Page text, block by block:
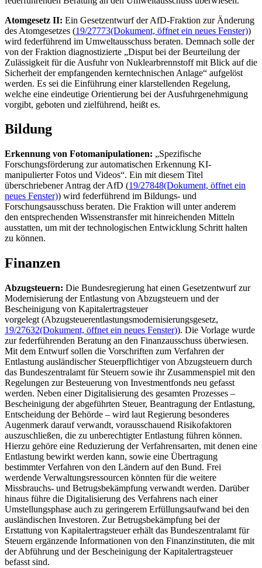
Atomgesetz II: Ein Gesetzentwurf der AfD-Fraktion zur Änderung
des Atomgesetzes (19/27773(Dokument, öffnet ein neues Fenster))
wird federführend im Umweltausschuss beraten. Demnach solle der
von der Fraktion diagnostizierte „Disput bei der Beurteilung der
Zulässigkeit für die Ausfuhr von Nuklearbrennstoff mit Blick auf die
Sicherheit der empfangenden kerntechnischen Anlage“ aufgelöst
werden. Es sei die Einführung einer klarstellenden Regelung,
welche eine eindeutige Orientierung bei der Ausfuhrgenehmigung
vorgibt, geboten und zielführend, heißt es.
Bildung
Erkennung von Fotomanipulationen: „Spezifische
Forschungsförderung zur automatischen Erkennung KI-
manipulierter Fotos und Videos“. Ein mit diesem Titel
überschriebener Antrag der AfD (19/27848(Dokument, öffnet ein
neues Fenster)) wird federführend im Bildungs- und
Forschungsausschuss beraten. Die Fraktion will unter anderem
den entsprechenden Wissenstransfer mit hinreichenden Mitteln
ausstatten, um mit der technologischen Entwicklung Schritt halten
zu können.
Finanzen
Abzugsteuern: Die Bundesregierung hat einen Gesetzentwurf zur
Modernisierung der Entlastung von Abzugsteuern und der
Bescheinigung von Kapitalertragsteuer
vorgelegt (Abzugsteuerentlastungsmodernisierungsgesetz,
19/27632(Dokument, öffnet ein neues Fenster)). Die Vorlage wurde
zur federführenden Beratung an den Finanzausschuss überwiesen.
Mit dem Entwurf sollen die Vorschriften zum Verfahren der
Entlastung ausländischer Steuerpflichtiger von Abzugsteuern durch
das Bundeszentralamt für Steuern sowie ihr Zusammenspiel mit den
Regelungen zur Besteuerung von Investmentfonds neu gefasst
werden. Neben einer Digitalisierung des gesamten Prozesses –
Bescheinigung der abgeführten Steuer, Beantragung der Entlastung,
Entscheidung der Behörde – wird laut Regierung besonderes
Augenmerk darauf verwandt, vorausschauend Risikofaktoren
auszuschließen, die zu unberechtigter Entlastung führen können.
Hierzu gehöre eine Reduzierung der Verfahrensarten, mit denen eine
Entlastung bewirkt werden kann, sowie eine Übertragung
bestimmter Verfahren von den Ländern auf den Bund. Frei
werdende Verwaltungsressourcen könnten für die weitere
Missbrauchs- und Betrugsbekämpfung verwandt werden. Darüber
hinaus führe die Digitalisierung des Verfahrens nach einer
Umstellungsphase auch zu geringerem Erfüllungsaufwand bei den
ausländischen Investoren. Zur Betrugsbekämpfung bei der
Erstattung von Kapitalertragsteuer erhält das Bundeszentralamt für
Steuern ergänzende Informationen von den Finanzinstituten, die mit
der Abführung und der Bescheinigung der Kapitalertragsteuer
befasst sind.